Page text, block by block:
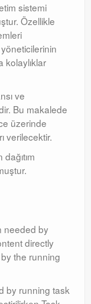
sistemi
Özellikle
kolaylıklar
ve
Bu makalede
üzerinde
verilecektir.
needed by
directly
the running
by running task